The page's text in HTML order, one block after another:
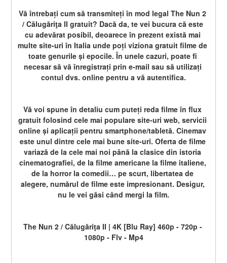
Vă întrebați cum să transmiteți în mod legal The Nun 2
/ Călugăriţa II gratuit? Dacă da, te vei bucura că este
cu adevărat posibil, deoarece în prezent există mai
multe site-uri în Italia unde poți viziona gratuit filme de
toate genurile și epocile. În unele cazuri, poate fi
necesar să vă înregistrați prin e-mail sau să utilizați
contul dvs. online pentru a vă autentifica.
Vă voi spune în detaliu cum puteți reda filme în flux
gratuit folosind cele mai populare site-uri web, servicii
online și aplicații pentru smartphone/tabletă. Cinemav
este unul dintre cele mai bune site-uri. Oferta de filme
variază de la cele mai noi până la clasice din istoria
cinematografiei, de la filme americane la filme italiene,
de la horror la comedii… pe scurt, libertatea de
alegere, numărul de filme este impresionant. Desigur,
nu le vei găsi când mergi la film.
The Nun 2 / Călugăriţa II | 4K [Blu Ray] 460p - 720p -
1080p - Flv - Mp4